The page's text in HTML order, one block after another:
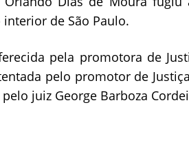
de São Paulo.
pela promotora de
pelo promotor de
juiz George Barboza